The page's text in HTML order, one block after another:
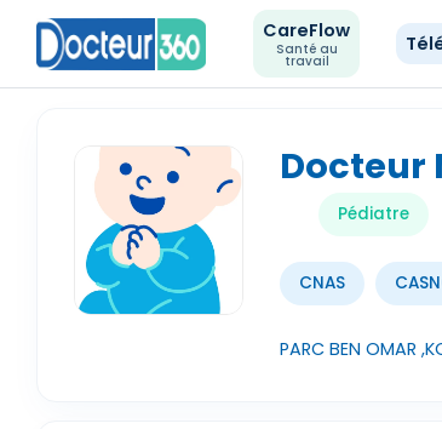
CareFlow
Santé au
travail
Docteur
Pédiatre
CNAS
PARC BEN OMAR